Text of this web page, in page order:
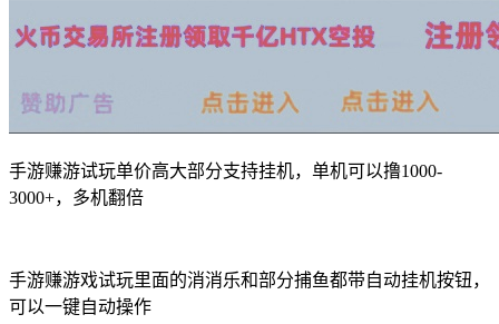
手游赚游试玩单价高大部分支持挂机，单机可以撸1000-
3000+，多机翻倍
手游赚游戏试玩里面的消消乐和部分捕鱼都带自动挂机按钮，
可以一键自动操作